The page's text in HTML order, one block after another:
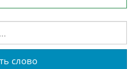
слово